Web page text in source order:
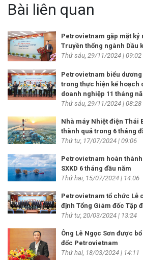
Bài liên quan
Petrovietnam gặp mặt kỷ
Truyền thống ngành Dầu
Thứ sáu, 29/11/2024 | 09:02
Petrovietnam biểu
trong thực hiện kế hoạch
doanh nghiệp 11 tháng
Thứ sáu, 29/11/2024 | 08:28
Nhà máy Nhiệt điện Thái
thành quả trong 6 tháng
Thứ tư, 17/07/2024 | 09:06
Petrovietnam hoàn
SXKD 6 tháng đầu năm
Thứ hai, 15/07/2024 | 14:06
Petrovietnam tổ chức Lễ
định Tổng Giám đốc Tập
Thứ tư, 20/03/2024 | 13:24
Ông Lê Ngọc Sơn được
đốc Petrovietnam
Thứ hai, 18/03/2024 | 14:11